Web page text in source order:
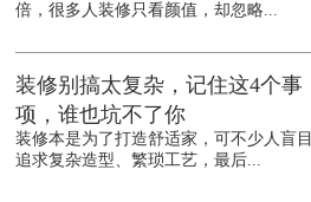
倍，很多人装修只看颜值，却忽略...
装修别搞太复杂，记住这4个事
项，谁也坑不了你
装修本是为了打造舒适家，可不少人盲目
追求复杂造型、繁琐工艺，最后...